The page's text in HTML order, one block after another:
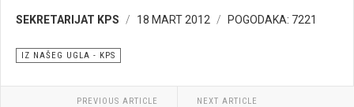
SEKRETARIJAT KPS 18 MART 2012 POGODAKA: 7221
IZ NAŠEG UGLA - KPS
PREVIOUS ARTICLE NEXT ARTICLE